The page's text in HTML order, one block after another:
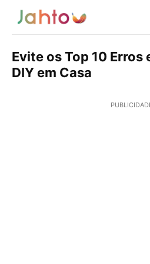
Evite os Top 10 Erros
DIY em Casa